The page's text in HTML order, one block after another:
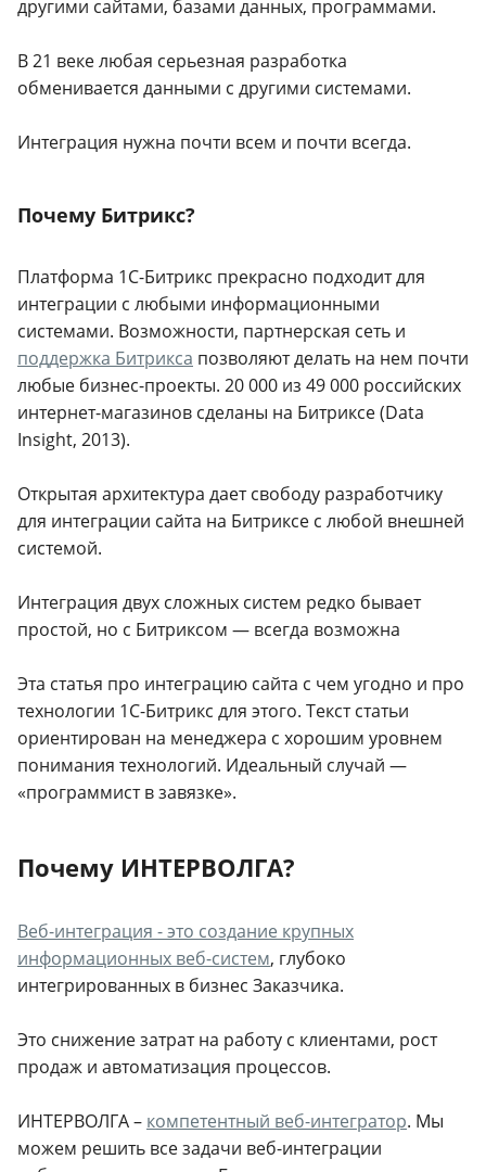
другими сайтами, базами данных, программами.
В 21 веке любая серьезная разработка
обменивается данными с другими системами.
Интеграция нужна почти всем и почти всегда.
Почему Битрикс?
Платформа 1С-Битрикс прекрасно подходит для
интеграции с любыми информационными
системами. Возможности, партнерская сеть и
поддержка Битрикса позволяют делать на нем почти
любые бизнес-проекты. 20 000 из 49 000 российских
интернет-магазинов сделаны на Битриксе (Data
Insight, 2013).
Открытая архитектура дает свободу разработчику
для интеграции сайта на Битриксе с любой внешней
системой.
Интеграция двух сложных систем редко бывает
простой, но с Битриксом — всегда возможна
Эта статья про интеграцию сайта с чем угодно и про
технологии 1С-Битрикс для этого. Текст статьи
ориентирован на менеджера с хорошим уровнем
понимания технологий. Идеальный случай —
«программист в завязке».
Почему ИНТЕРВОЛГА?
Веб-интеграция - это создание крупных
информационных веб-систем, глубоко
интегрированных в бизнес Заказчика.
Это снижение затрат на работу с клиентами, рост
продаж и автоматизация процессов.
ИНТЕРВОЛГА – компетентный веб-интегратор. Мы
можем решить все задачи веб-интеграции